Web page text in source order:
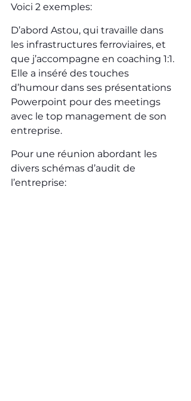
Voici 2 exemples:
D’abord Astou, qui travaille dans
les infrastructures ferroviaires, et
que j’accompagne en coaching 1:1.
Elle a inséré des touches
d’humour dans ses présentations
Powerpoint pour des meetings
avec le top management de son
entreprise.
Pour une réunion abordant les
divers schémas d’audit de
l’entreprise: